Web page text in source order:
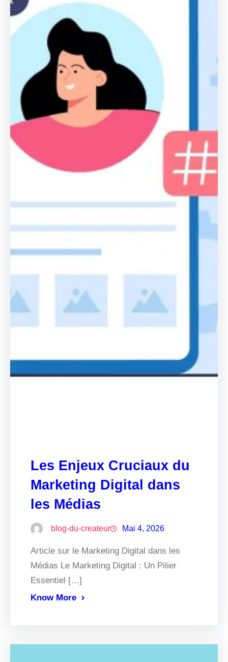
Les Enjeux Cruciaux du
Marketing Digital dans
les Médias
blog-du-createur Mai 4, 2026
Article sur le Marketing Digital dans les
Médias Le Marketing Digital : Un Pilier
Essentiel […]
Know More